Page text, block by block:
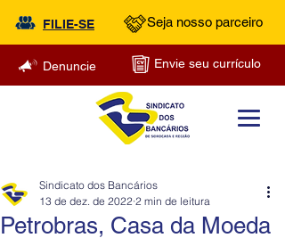
FILIE-SE Seja nosso parceiro
Denuncie Envie seu currículo
Petrobras, Casa da Moeda
Sindicato dos Bancários
13 de dez. de 2022 2 min de leitura